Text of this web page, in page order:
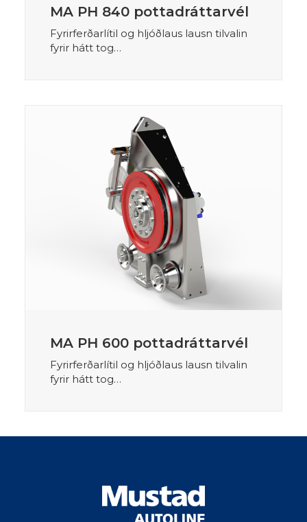
MA PH 840 pottadráttarvél
Fyrirferðarlítil og hljóðlaus lausn tilvalin
fyrir hátt tog…
MA PH 600 pottadráttarvél
Fyrirferðarlítil og hljóðlaus lausn tilvalin
fyrir hátt tog…